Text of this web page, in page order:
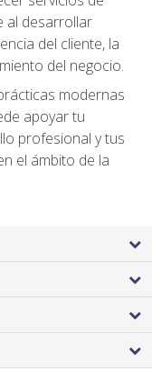
al desarrollar
del cliente, la
del negocio.
modernas
apoyar tu
profesional y tus
el ámbito de la